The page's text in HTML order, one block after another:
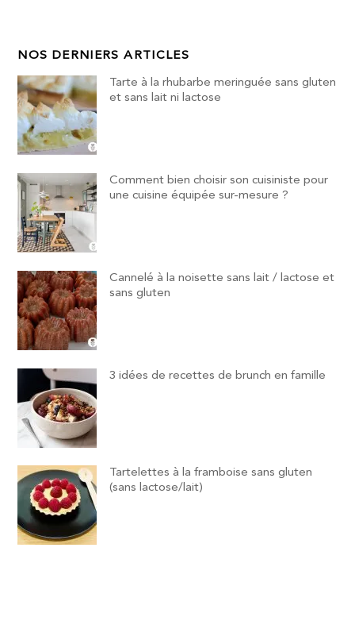
NOS DERNIERS ARTICLES
Tarte à la rhubarbe meringuée sans gluten
et sans lait ni lactose
Comment bien choisir son cuisiniste pour
une cuisine équipée sur-mesure ?
Cannelé à la noisette sans lait / lactose et
sans gluten
3 idées de recettes de brunch en famille
Tartelettes à la framboise sans gluten
(sans lactose/lait)